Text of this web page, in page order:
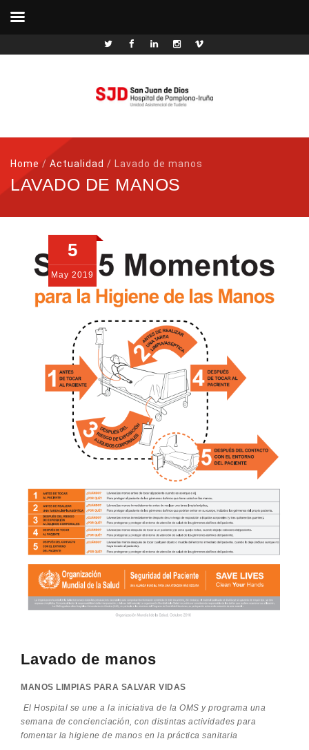
Home/ Actualidad / Lavado de manos
LAVADO DE MANOS
5
May 2019
Lavado de manos
MANOS LIMPIAS PARA SALVAR VIDAS
El Hospital se une a la iniciativa de la OMS y programa una
semana de concienciación, con distintas actividades para
fomentar la higiene de manos en la práctica sanitaria